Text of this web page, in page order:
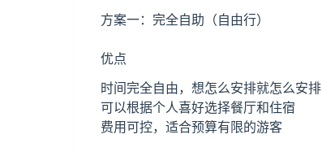
方案一：完全自助（自由行）
优点
时间完全自由，想怎么安排就怎么安排
可以根据个人喜好选择餐厅和住宿
费用可控，适合预算有限的游客